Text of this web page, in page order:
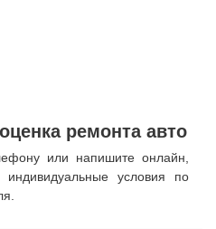
ремонта авто
или напишите онлайн,
индивидуальные условия по